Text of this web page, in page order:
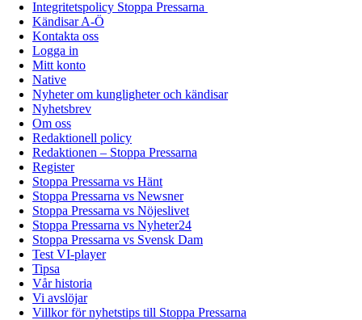
Integritetspolicy Stoppa Pressarna
Kändisar A-Ö
Kontakta oss
Logga in
Mitt konto
Native
Nyheter om kungligheter och kändisar
Nyhetsbrev
Om oss
Redaktionell policy
Redaktionen – Stoppa Pressarna
Register
Stoppa Pressarna vs Hänt
Stoppa Pressarna vs Newsner
Stoppa Pressarna vs Nöjeslivet
Stoppa Pressarna vs Nyheter24
Stoppa Pressarna vs Svensk Dam
Test VI-player
Tipsa
Vår historia
Vi avslöjar
Villkor för nyhetstips till Stoppa Pressarna